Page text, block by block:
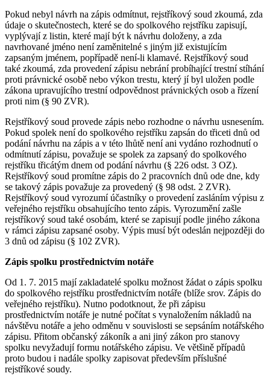
Pokud nebyl návrh na zápis odmítnut, rejstříkový soud zkoumá, zda
údaje o skutečnostech, které se do spolkového rejstříku zapisují,
vyplývají z listin, které mají být k návrhu doloženy, a zda
navrhované jméno není zaměnitelné s jiným již existujícím
zapsaným jménem, popřípadě není-li klamavé. Rejstříkový soud
také zkoumá, zda provedení zápisu nebrání probíhající trestní stíhání
proti právnické osobě nebo výkon trestu, který jí byl uložen podle
zákona upravujícího trestní odpovědnost právnických osob a řízení
proti nim (§ 90 ZVR).
Rejstříkový soud provede zápis nebo rozhodne o návrhu usnesením.
Pokud spolek není do spolkového rejstříku zapsán do třiceti dnů od
podání návrhu na zápis a v této lhůtě není ani vydáno rozhodnutí o
odmítnutí zápisu, považuje se spolek za zapsaný do spolkového
rejstříku třicátým dnem od podání návrhu (§ 226 odst. 3 OZ).
Rejstříkový soud promítne zápis do 2 pracovních dnů ode dne, kdy
se takový zápis považuje za provedený (§ 98 odst. 2 ZVR).
Rejstříkový soud vyrozumí účastníky o provedení zasláním výpisu z
veřejného rejstříku obsahujícího tento zápis. Vyrozumění zašle
rejstříkový soud také osobám, které se zapisují podle jiného zákona
v rámci zápisu zapsané osoby. Výpis musí být odeslán nejpozději do
3 dnů od zápisu (§ 102 ZVR).
Zápis spolku prostřednictvím notáře
Od 1. 7. 2015 mají zakladatelé spolku možnost žádat o zápis spolku
do spolkového rejstříku prostřednictvím notáře (blíže srov. Zápis do
veřejného rejstříku). Nutno podotknout, že při zápisu
prostřednictvím notáře je nutné počítat s vynaložením nákladů na
návštěvu notáře a jeho odměnu v souvislosti se sepsáním notářského
zápisu. Přitom občanský zákoník a ani jiný zákon pro stanovy
spolku nevyžadují formu notářského zápisu. Ve většině případů
proto budou i nadále spolky zapisovat především příslušné
rejstříkové soudy.